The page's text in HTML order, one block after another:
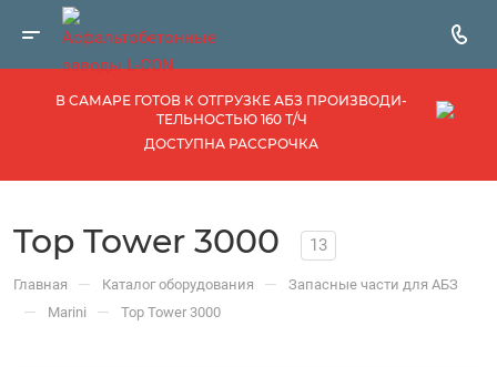
В САМАРЕ ГОТОВ К ОТГРУЗКЕ АБЗ ПРОИЗВОДИ­
ТЕЛЬНОСТЬЮ 160 Т/Ч
ДОСТУПНА РАССРОЧКА
Top Tower 3000 13
Главная — Каталог оборудования — Запасные части для АБЗ
— Marini — Top Tower 3000